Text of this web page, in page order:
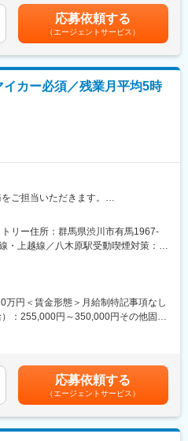
スのご提案 など
ていただくお客様への訪問がありま
、お客様も抵抗なく置いてくれる製
た研修制度：
式で、薬の種類や成分など基礎知識
のご案内方法」といった実践的なス
たら独り立ち。既存のお客様をメイ
として給与にも反映されます。
大型連休あり
齢や経験に応じて決定します。・昇
与＞※入社3年目平均基本給＋各種手
344,141円※業績連動給：月の予算達
れます賃金はあくまでも目安の金額
る可能性があります。月給(月額)は固
応募依頼する
（エージェントサービス）
イカー必須／残業月平均5時
ご担当いただきます。
性試験を実施
ける業務全般
からの受託により、各種開発・研究
・環境に関わる様々な化学物質に対
通して人々の豊かな生活に貢献する
リー住所：群馬県渋川市有馬1967-
・上越線／八木原駅受動喫煙対策：屋
万円＜賃金形態＞月給制特記事項なし
：255,000円～350,000円その他固定
（昨年度実績：2.5ヶ月）※経験・前
致します。賃金はあくまでも目安の
下する可能性があります。月給(月額)
。
応募依頼する
（エージェントサービス）